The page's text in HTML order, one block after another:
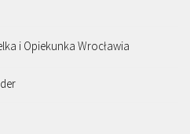
i Opiekunka Wrocławia